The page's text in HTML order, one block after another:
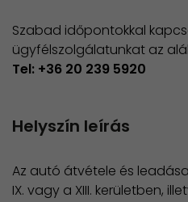
Szabad időpontokkal
ügyfélszolgálatunkat az
Tel: +36 20 239 5920
Helyszín leírás
Az autó átvétele és
IX. vagy a XIII. kerületben,